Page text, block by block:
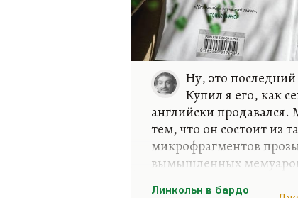
Ну, это
Купил я его, как
английски
тем, что он состоит из
микрофрагментов
вымышленных
Линкольн в бардо